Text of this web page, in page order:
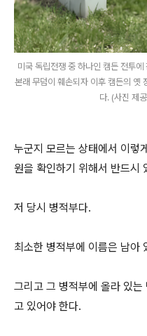
미국 독립전쟁 중 하나인 캠든 전투
본래 무덤이 훼손되자 이후 캠든의 옛
다. (사진 제
누군지 모르는 상태에서 이렇
원을 확인하기 위해서 반드시
저 당시 병적부다.
최소한 병적부에 이름은 남아
그리고 그 병적부에 올라 있
고 있어야 한다.